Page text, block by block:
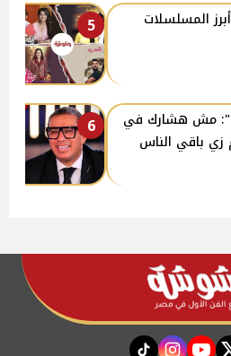
5
المسلسلات
6
مش هشارك في
باقي الناس